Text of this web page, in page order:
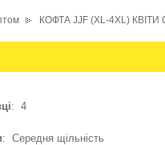
КОФТА JJF (XL-4XL) КВІТИ
: 4
: Середня щільність